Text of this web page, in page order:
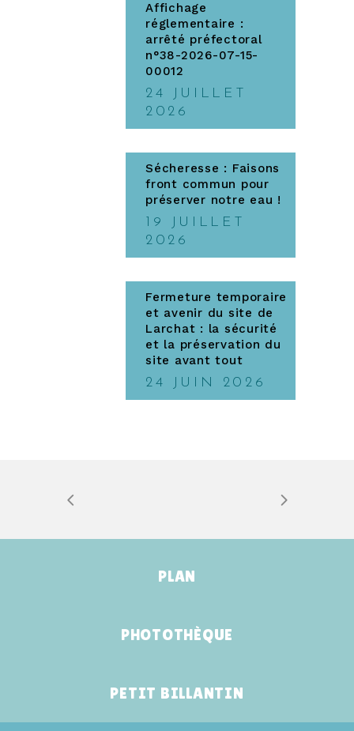
Affichage
réglementaire :
arrêté préfectoral
n°38-2026-07-15-
00012
24 JUILLET
2026
Sécheresse : Faisons
front commun pour
préserver notre eau !
19 JUILLET
2026
Fermeture temporaire
et avenir du site de
Larchat : la sécurité
et la préservation du
site avant tout
24 JUIN 2026
PLAN
PHOTOTHÈQUE
PETIT BILLANTIN